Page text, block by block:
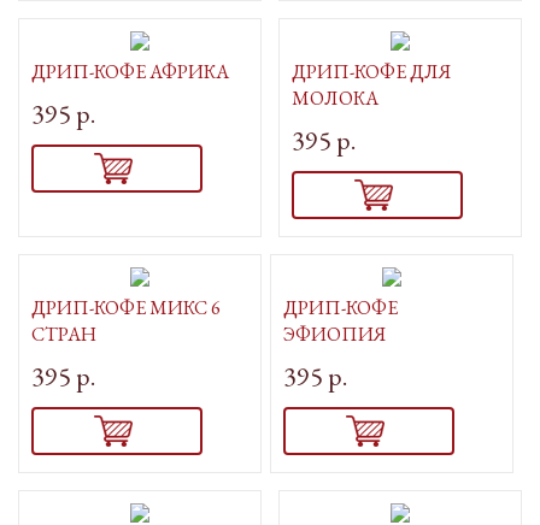
ДРИП-КОФЕ АФРИКА
395 р.
ДРИП-КОФЕ ДЛЯ
МОЛОКА
395 р.
ДРИП-КОФЕ МИКС 6
СТРАН
395 р.
ДРИП-КОФЕ
ЭФИОПИЯ
395 р.